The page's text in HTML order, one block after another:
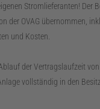
Stromlieferanten! Der
der OVAG übernommen,
und Kosten.
der Vertragslaufzeit
vollständig in den